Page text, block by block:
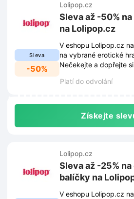
Sleva
-50%
Lolipop.cz
Sleva až -50%
na Lolipop.cz
V eshopu Lolipop.cz
na vybrané erotické
Nečekejte a dopřejte
Platí do odvolání
Získejte
Lolipop.cz
Sleva až -25%
balíčky na
V eshopu Lolipop.cz